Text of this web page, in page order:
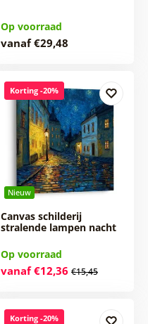
Op voorraad
vanaf €29,48
Nieuw
Korting -20%
Canvas schilderij
stralende lampen nacht
Op voorraad
vanaf €12,36 €15,45
Korting -20%